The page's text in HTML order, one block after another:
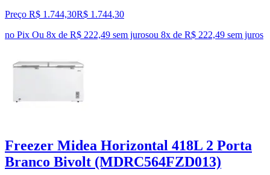
Preço R$ 1.744,30R$ 1.744,30
no Pix Ou 8x de R$ 222,49 sem jurosou 8x de R$ 222,49 sem juros
Freezer Midea Horizontal 418L 2 Porta
Branco Bivolt (MDRC564FZD013)